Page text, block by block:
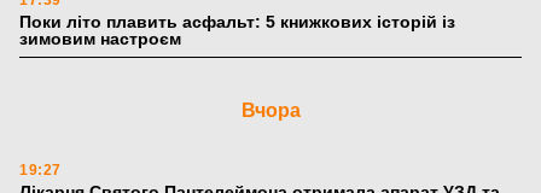
Поки літо плавить асфальт: 5 книжкових історій із
зимовим настроєм
Вчора
19:27